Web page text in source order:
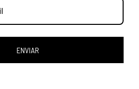
ENVIAR